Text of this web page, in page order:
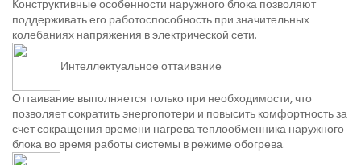
Конструктивные особенности наружного блока позволяют
поддерживать его работоспособность при значительных
колебаниях напряжения в электрической сети.
Интеллектуальное оттаивание
Оттаивание выполняется только при необходимости, что
позволяет сократить энергопотери и повысить комфортность за
счет сокращения времени нагрева теплообменника наружного
блока во время работы системы в режиме обогрева.